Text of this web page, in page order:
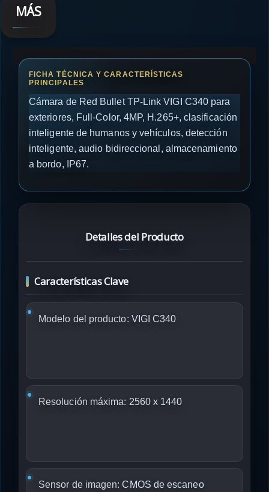
MÁS
Cámara de Red Bullet TP-Link VIGI C340 para
exteriores, Full-Color, 4MP, H.265+, clasificación
inteligente de humanos y vehículos, detección
inteligente, audio bidireccional, almacenamiento
a bordo, IP67.
Detalles del Producto
Características Clave
Modelo del producto: VIGI C340
Resolución máxima: 2560 x 1440
Sensor de imagen: CMOS de escaneo